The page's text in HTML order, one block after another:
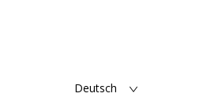
Deutsch